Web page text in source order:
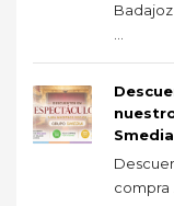
Smedia
compra ...